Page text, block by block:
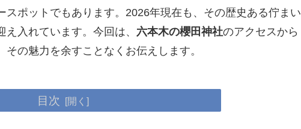
スポットでもあります。2026年現在も、その歴史ある佇まい
入れています。今回は、 六本木の櫻田神社のアクセスから
の魅力を余すことなくお伝えします。
目次